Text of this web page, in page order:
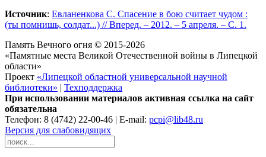
Источник: Евланенкова С. Спасение в бою считает чудом :
(ты помнишь, солдат...) // Вперед. – 2012. – 5 апреля. – С. 1.
Память Вечного огня © 2015-2026
«Памятные места Великой Отечественной войны в Липецкой
области»
Проект «Липецкой областной универсальной научной
библиотеки»
Техподдержка
При использовании материалов активная ссылка на сайт
обязательна
Телефон: 8 (4742) 22-00-46 | E-mail: pcpi@lib48.ru
Версия для слабовидящих